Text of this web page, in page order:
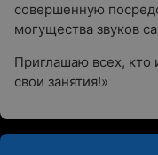
совершенную
могущества звуков
Приглашаю всех,
свои занятия!»